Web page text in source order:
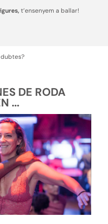
t’ensenyem a ballar!
DE RODA
...